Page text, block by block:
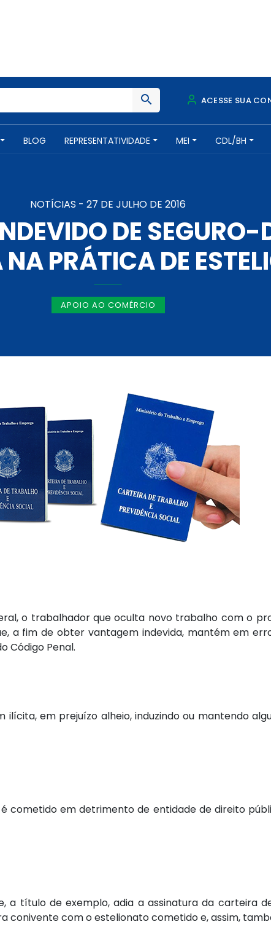
ACESSE SUA
BLOG REPRESENTATIVIDADE MEI CDL/BH
NOTÍCIAS - 27 DE JULHO DE 2016
DE SEGURO-
PRÁTICA DE
APOIO AO COMÉRCIO
o trabalhador que oculta novo trabalho com o
a fim de obter vantagem indevida, mantém em
Código Penal.
ilícita, em prejuízo alheio, induzindo ou mantendo
cometido em detrimento de entidade de direito
a título de exemplo, adia a assinatura da carteira
conivente com o estelionato cometido e, assim,